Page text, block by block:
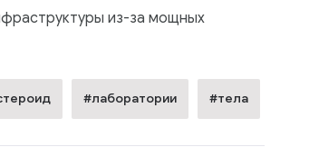
из-за мощных
#лаборатории #тела